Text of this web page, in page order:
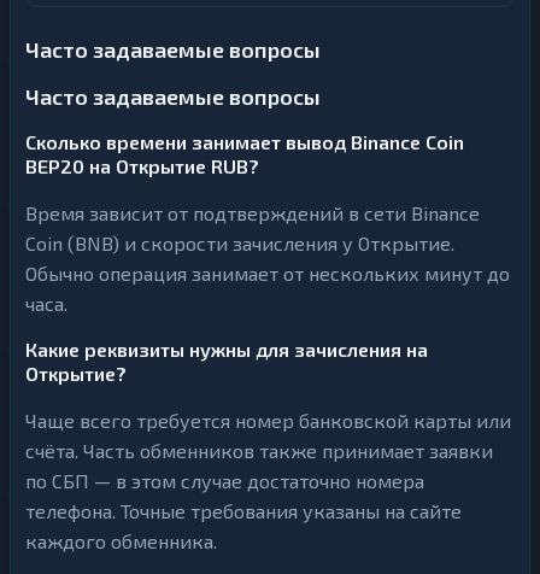
Часто задаваемые вопросы
Часто задаваемые вопросы
Сколько времени занимает вывод Binance Coin
BEP20 на Открытие RUB?
Время зависит от подтверждений в сети Binance
Coin (BNB) и скорости зачисления у Открытие.
Обычно операция занимает от нескольких минут до
часа.
Какие реквизиты нужны для зачисления на
Открытие?
Чаще всего требуется номер банковской карты или
счёта. Часть обменников также принимает заявки
по СБП — в этом случае достаточно номера
телефона. Точные требования указаны на сайте
каждого обменника.